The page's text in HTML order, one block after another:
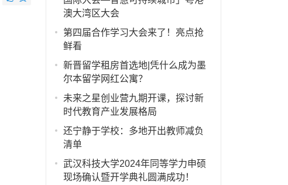
澳大湾区大会
第四届合作学习大会来了！亮点抢
鲜看
新晋留学租房首选地|凭什么成为墨
尔本留学网红公寓？
未来之星创业营九期开课，探讨新
时代教育产业发展格局
还宁静于学校：多地开出教师减负
清单
武汉科技大学2024年同等学力申硕
现场确认暨开学典礼圆满成功！